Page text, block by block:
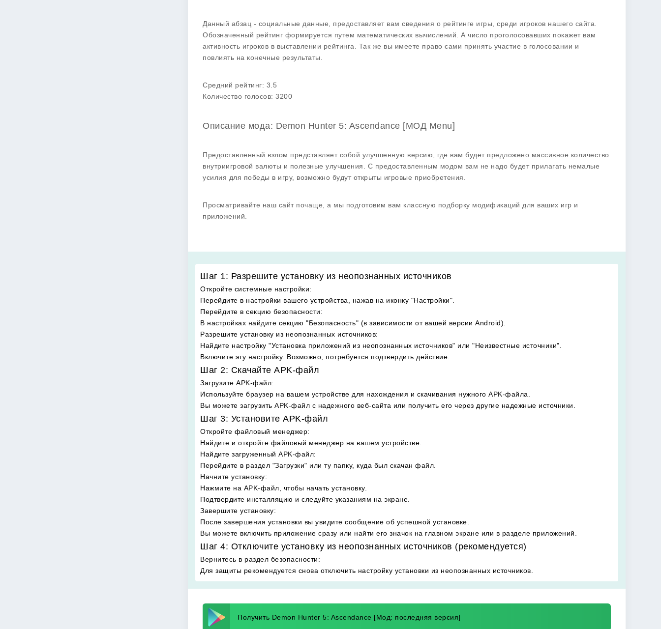
Данный абзац - социальные данные, предоставляет вам сведения о рейтинге игры, среди игроков нашего сайта.
Обозначенный рейтинг формируется путем математических вычислений. А число проголосовавших покажет вам
активность игроков в выставлении рейтинга. Так же вы имеете право сами принять участие в голосовании и
повлиять на конечные результаты.
Средний рейтинг: 3.5
Количество голосов: 3200
Описание мода: Demon Hunter 5: Ascendance [МОД Menu]
Предоставленный взлом представляет собой улучшенную версию, где вам будет предложено массивное количество
внутриигровой валюты и полезные улучшения. С предоставленным модом вам не надо будет прилагать немалые
усилия для победы в игру, возможно будут открыты игровые приобретения.
Просматривайте наш сайт почаще, а мы подготовим вам классную подборку модификаций для ваших игр и
приложений.
Шаг 1: Разрешите установку из неопознанных источников
Откройте системные настройки:
Перейдите в настройки вашего устройства, нажав на иконку "Настройки".
Перейдите в секцию безопасности:
В настройках найдите секцию "Безопасность" (в зависимости от вашей версии Android).
Разрешите установку из неопознанных источников:
Найдите настройку "Установка приложений из неопознанных источников" или "Неизвестные источники".
Включите эту настройку. Возможно, потребуется подтвердить действие.
Шаг 2: Скачайте APK-файл
Загрузите APK-файл:
Используйте браузер на вашем устройстве для нахождения и скачивания нужного APK-файла.
Вы можете загрузить APK-файл с надежного веб-сайта или получить его через другие надежные источники.
Шаг 3: Установите APK-файл
Откройте файловый менеджер:
Найдите и откройте файловый менеджер на вашем устройстве.
Найдите загруженный APK-файл:
Перейдите в раздел "Загрузки" или ту папку, куда был скачан файл.
Начните установку:
Нажмите на APK-файл, чтобы начать установку.
Подтвердите инсталляцию и следуйте указаниям на экране.
Завершите установку:
После завершения установки вы увидите сообщение об успешной установке.
Вы можете включить приложение сразу или найти его значок на главном экране или в разделе приложений.
Шаг 4: Отключите установку из неопознанных источников (рекомендуется)
Вернитесь в раздел безопасности:
Для защиты рекомендуется снова отключить настройку установки из неопознанных источников.
Получить Demon Hunter 5: Ascendance [Мод: последняя версия]